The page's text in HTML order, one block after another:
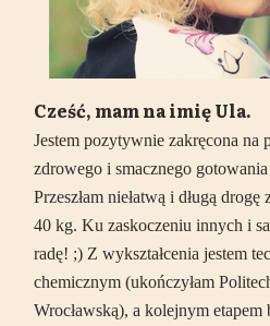
Cześć, mam na imię Ula.
Jestem pozytywnie zakręcona na
zdrowego i smacznego
Przeszłam niełatwą i długą drogę
40 kg. Ku zaskoczeniu innych i
radę! ;) Z wykształcenia jestem
chemicznym (ukończyłam
Wrocławską), a kolejnym etapem